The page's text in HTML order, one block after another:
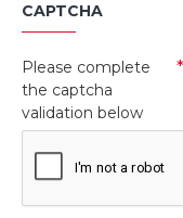
CAPTCHA
Please complete
the captcha
validation below